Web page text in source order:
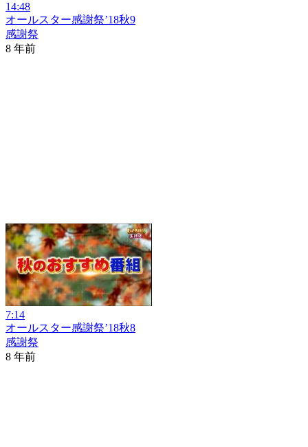
14:48
オールスター感謝祭’18秋9
感謝祭
8 年前
7:14
オールスター感謝祭’18秋8
感謝祭
8 年前